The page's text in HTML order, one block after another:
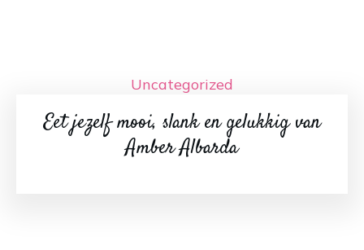
Uncategorized
Eet jezelf mooi, slank en gelukkig van
Amber Albarda